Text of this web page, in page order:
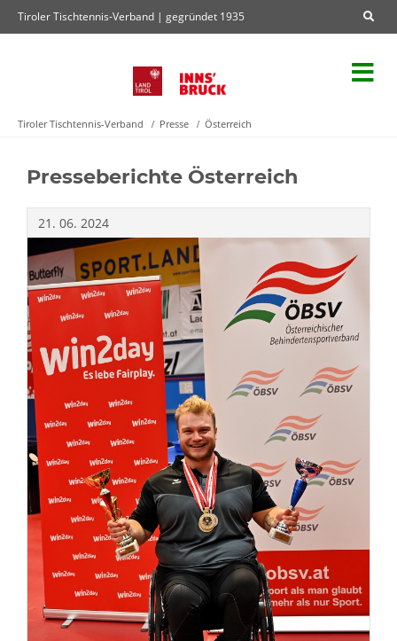
Tiroler Tischtennis-Verband | gegründet 1935
Tiroler Tischtennis-Verband Presse Österreich
Presseberichte Österreich
21. 06. 2024